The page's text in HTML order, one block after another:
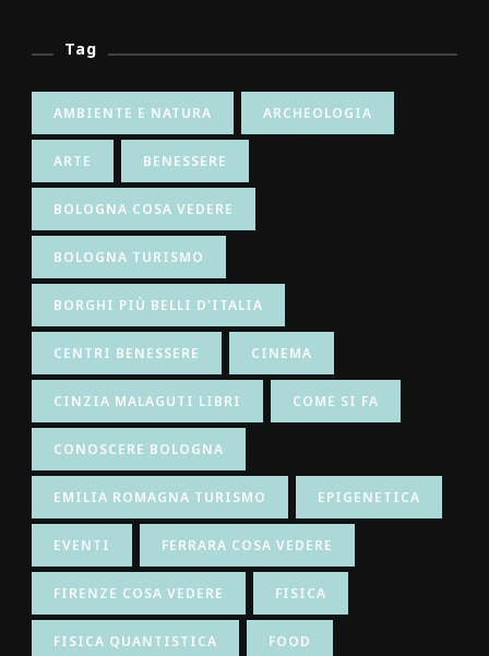
Tag
AMBIENTE E NATURA ARCHEOLOGIA
ARTE BENESSERE
BOLOGNA COSA VEDERE
BOLOGNA TURISMO
BORGHI PIÙ BELLI D'ITALIA
CENTRI BENESSERE CINEMA
CINZIA MALAGUTI LIBRI COME SI FA
CONOSCERE BOLOGNA
EMILIA ROMAGNA TURISMO EPIGENETICA
EVENTI FERRARA COSA VEDERE
FIRENZE COSA VEDERE FISICA
FISICA QUANTISTICA FOOD